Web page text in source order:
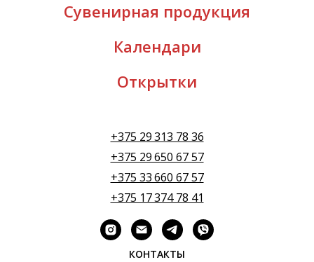
Сувенирная продукция
Календари
Открытки
+375 29 313 78 36
+375 29 650 67 57
+375 33 660 67 57
+375 17 374 78 41
КОНТАКТЫ